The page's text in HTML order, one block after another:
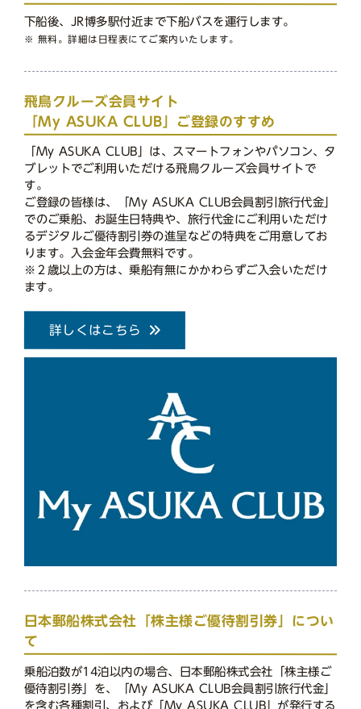
下船後、JR博多駅付近まで下船バスを運行します。
※ 無料。詳細は日程表にてご案内いたします。
飛鳥クルーズ会員サイト
「My ASUKA CLUB」ご登録のすすめ
「My ASUKA CLUB」は、スマートフォンやパソコン、タ
ブレットでご利用いただける飛鳥クルーズ会員サイトで
す。
ご登録の皆様は、「My ASUKA CLUB会員割引旅行代金」
でのご乗船、お誕生日特典や、旅行代金にご利用いただけ
るデジタルご優待割引券の進呈などの特典をご用意してお
ります。入会金年会費無料です。
※２歳以上の方は、乗船有無にかかわらずご入会いただけ
ます。
詳しくはこちら
日本郵船株式会社「株主様ご優待割引券」につい
て
乗船泊数が14泊以内の場合、日本郵船株式会社「株主様ご
優待割引券」を、「My ASUKA CLUB会員割引旅行代金」
を含む各種割引、および「My ASUKA CLUB」が発行する